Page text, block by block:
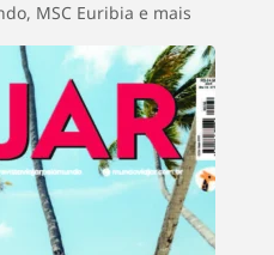
MSC Euribia e mais